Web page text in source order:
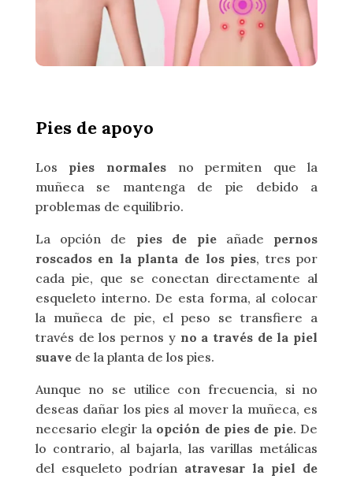
Pies de apoyo
Los pies normalesno permiten que la
muñeca se mantenga de pie debido a
problemas de equilibrio.
La opción de pies de pieañade pernos
roscados en la planta de los pies, tres por
cada pie, que se conectan directamente al
esqueleto interno. De esta forma, al colocar
la muñeca de pie, el peso se transfiere a
través de los pernos y no a través de la piel
suavede la planta de los pies.
Aunque no se utilice con frecuencia, si no
deseas dañar los pies al mover la muñeca, es
necesario elegir la opción de pies de pie. De
lo contrario, al bajarla, las varillas metálicas
del esqueleto podrían atravesar la piel de